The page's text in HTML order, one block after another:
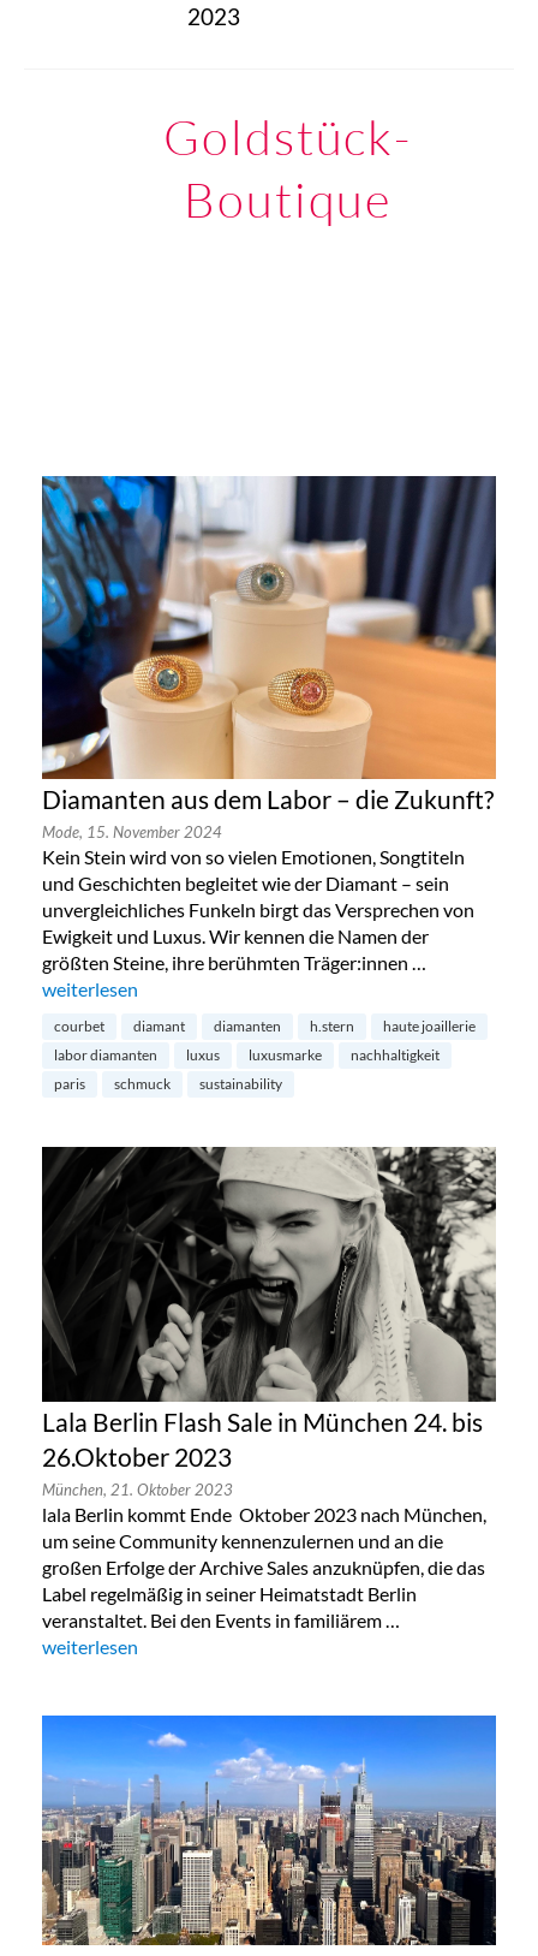
2023
Goldstück-
Boutique
Diamanten aus dem Labor – die Zukunft?
Mode, 15. November 2024
Kein Stein wird von so vielen Emotionen, Songtiteln
und Geschichten begleitet wie der Diamant – sein
unvergleichliches Funkeln birgt das Versprechen von
Ewigkeit und Luxus. Wir kennen die Namen der
größten Steine, ihre berühmten Träger:innen …
„Diamanten aus dem Labor – die Zukunft?“
weiterlesen
courbet diamant diamanten h.stern
haute joaillerie
labor diamanten
luxus luxusmarke
nachhaltigkeit
paris
schmuck sustainability
Lala Berlin Flash Sale in München 24. bis
26.Oktober 2023
München, 21. Oktober 2023
lala Berlin kommt Ende Oktober 2023 nach München,
um seine Community kennenzulernen und an die
großen Erfolge der Archive Sales anzuknüpfen, die das
Label regelmäßig in seiner Heimatstadt Berlin
veranstaltet. Bei den Events in familiärem …
„Lala Berlin Flash Sale in München 24. bis 26.Oktober 2023“
weiterlesen